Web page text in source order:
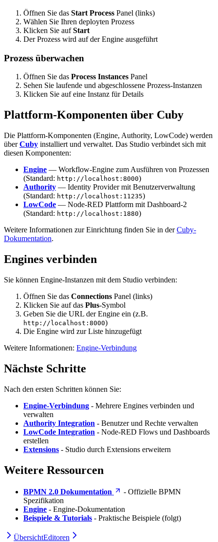
Öffnen Sie das Start Process Panel (links)
Wählen Sie Ihren deployten Prozess
Klicken Sie aufStart
Der Prozess wird auf der Engine ausgeführt
Prozess überwachen
Öffnen Sie das Process Instances Panel
Sehen Sie laufende und abgeschlossene Prozess-Instanzen
Klicken Sie auf eine Instanz für Details
Plattform-Komponenten über Cuby
Die Plattform-Komponenten (Engine, Authority, LowCode) werden
überCuby installiert und verwaltet. Das Studio verbindet sich mit
diesen Komponenten:
Engine — Workflow-Engine zum Ausführen von Prozessen
(Standard: http://localhost:8000)
Authority — Identity Provider mit Benutzerverwaltung
(Standard: http://localhost:11235)
LowCode — Node-RED Plattform mit Dashboard-2
(Standard: http://localhost:1880)
Weitere Informationen zur Einrichtung finden Sie in derCuby-
Dokumentation.
Engines verbinden
Sie können Engine-Instanzen mit dem Studio verbinden:
Öffnen Sie das Connections Panel (links)
Klicken Sie auf das Plus-Symbol
Geben Sie die URL der Engine ein (z.B.
http://localhost:8000)
Die Engine wird zur Liste hinzugefügt
Weitere Informationen: Engine-Verbindung
Nächste Schritte
Nach den ersten Schritten können Sie:
Engine-Verbindung - Mehrere Engines verbinden und
verwalten
Authority Integration - Benutzer und Rechte verwalten
LowCode Integration - Node-RED Flows und Dashboards
erstellen
Extensions - Studio durch Extensions erweitern
Weitere Ressourcen
BPMN 2.0 Dokumentation
- Offizielle BPMN
Spezifikation
Engine - Engine-Dokumentation
Beispiele & Tutorials - Praktische Beispiele (folgt)
ÜbersichtEditoren